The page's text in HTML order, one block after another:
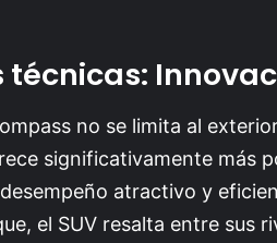
no se limita al
significativamente más
atractivo y
el SUV resalta entre sus